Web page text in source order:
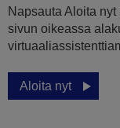
Napsauta Aloita
sivun oikeassa
Aloita nyt